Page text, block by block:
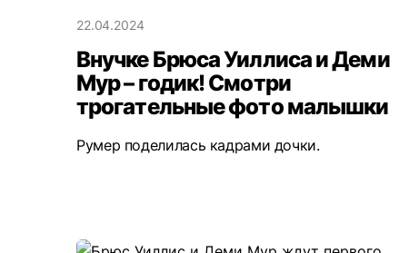
22.04.2024
Внучке Брюса Уиллиса и Деми
Мур – годик! Смотри
трогательные фото малышки
Румер поделилась кадрами дочки.